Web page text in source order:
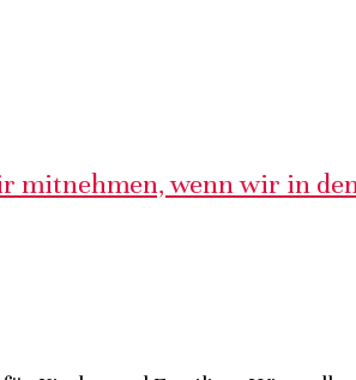
mitnehmen, wenn wir in